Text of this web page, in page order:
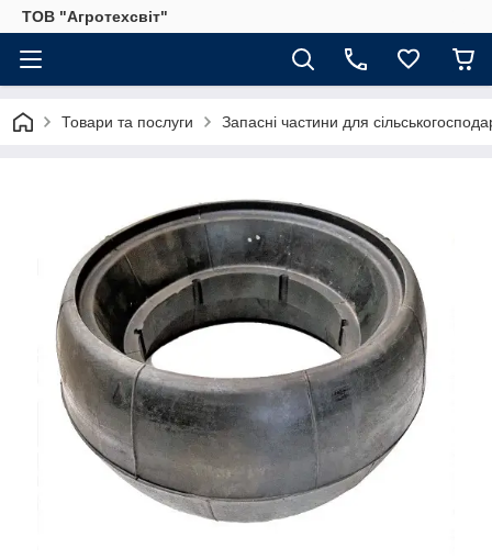
ТОВ "Агротехсвіт"
Товари та послуги Запасні частини для